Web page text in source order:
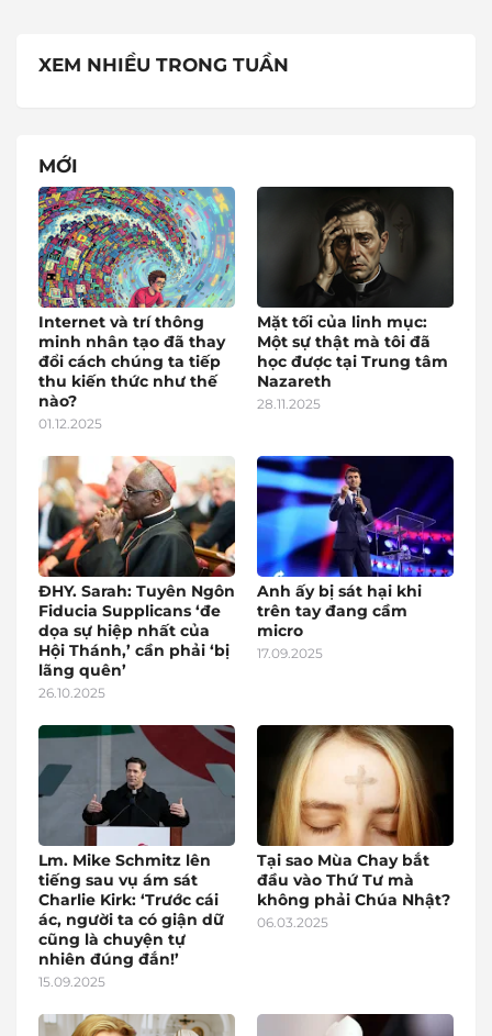
XEM NHIỀU TRONG TUẦN
MỚI
Internet và trí thông
minh nhân tạo đã thay
đổi cách chúng ta tiếp
thu kiến thức như thế
nào?
01.12.2025
Mặt tối của linh mục:
Một sự thật mà tôi đã
học được tại Trung tâm
Nazareth
28.11.2025
ĐHY. Sarah: Tuyên Ngôn
Fiducia Supplicans ‘đe
dọa sự hiệp nhất của
Hội Thánh,’ cần phải ‘bị
lãng quên’
26.10.2025
Anh ấy bị sát hại khi
trên tay đang cầm
micro
17.09.2025
Lm. Mike Schmitz lên
tiếng sau vụ ám sát
Charlie Kirk: ‘Trước cái
ác, người ta có giận dữ
cũng là chuyện tự
nhiên đúng đắn!’
15.09.2025
Tại sao Mùa Chay bắt
đầu vào Thứ Tư mà
không phải Chúa Nhật?
06.03.2025